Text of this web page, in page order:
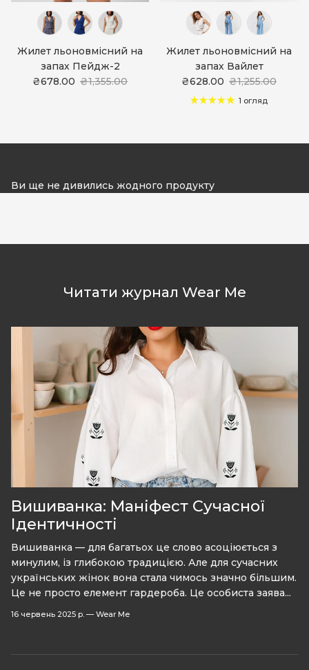
Жилет льоновмісний на
запах Пейдж-2
₴678.00 ₴1,355.00
Жилет льоновмісний на
запах Вайлет
₴628.00 ₴1,255.00
1 огляд
Ви ще не дивились жодного продукту
Читати журнал Wear Me
Вишиванка: Маніфест Сучасної
Ідентичності
Вишиванка — для багатьох це слово асоціюється з
минулим, із глибокою традицією. Але для сучасних
українських жінок вона стала чимось значно більшим.
Це не просто елемент гардероба. Це особиста заява...
16 червень 2025 р. — Wear Me